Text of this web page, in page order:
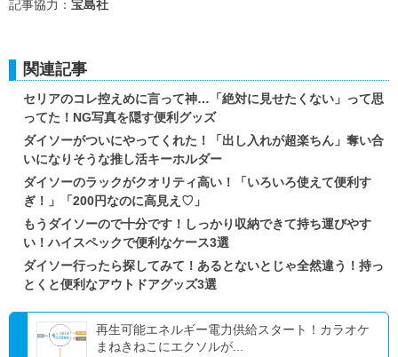
記事協力： 宝島社
関連記事
セリアのコレ控えめに言って神…「絶対に見せたくない」って思
ってた！NG写真を隠す便利グッズ
ダイソーがついにやってくれた！「出し入れが超楽ちん」奪い合
いになりそうな推し活キーホルダー
ダイソーのラックがクオリティ高い！「いろいろ使えて便利す
ぎ！」「200円なのに高見え♡」
もうダイソーので十分です！しっかり収納できて持ち運びやす
い！ハイスペックで便利なケース3選
ダイソー行ったら探してみて！あるとないとじゃ全然違う！持っ
とくと便利なアウトドアグッズ3選
再生可能エネルギー電力供給スタート！カラオケ
まねきねこにエクソルが...